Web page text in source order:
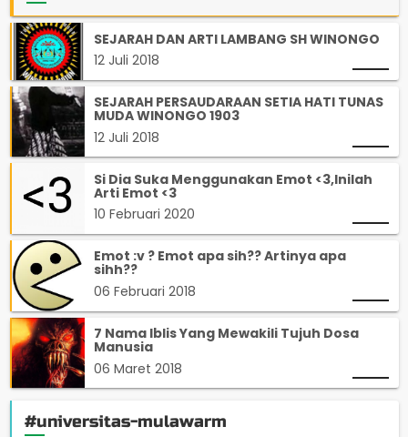
SEJARAH DAN ARTI LAMBANG SH WINONGO
12 Juli 2018
SEJARAH PERSAUDARAAN SETIA HATI TUNAS
MUDA WINONGO 1903
12 Juli 2018
Si Dia Suka Menggunakan Emot <3,Inilah
Arti Emot <3
10 Februari 2020
Emot :v ? Emot apa sih?? Artinya apa
sihh??
06 Februari 2018
7 Nama Iblis Yang Mewakili Tujuh Dosa
Manusia
06 Maret 2018
#universitas-mulawarm